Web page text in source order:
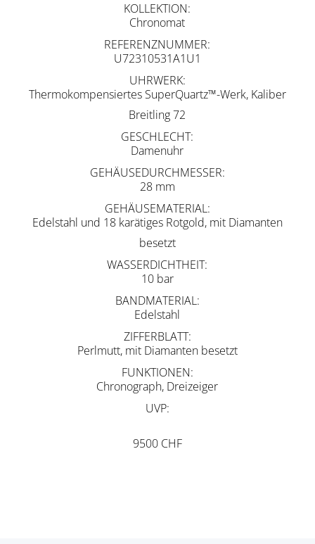
KOLLEKTION
Chronomat
REFERENZNUMMER
U72310531A1U1
UHRWERK
Thermokompensiertes SuperQuartz™-Werk, Kaliber
Breitling 72
GESCHLECHT
Damenuhr
GEHÄUSEDURCHMESSER
28 mm
GEHÄUSEMATERIAL
Edelstahl und 18 karätiges Rotgold, mit Diamanten
besetzt
WASSERDICHTHEIT
10 bar
BANDMATERIAL
Edelstahl
ZIFFERBLATT
Perlmutt, mit Diamanten besetzt
FUNKTIONEN
Chronograph, Dreizeiger
UVP
9500 CHF